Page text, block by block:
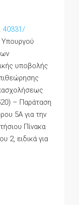
40331/
υποβολής
– Παράταση
5Α για την
Πίνακα
2, ειδικά για